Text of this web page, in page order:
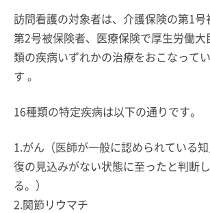
訪問看護の対象者は、介護保険の第1
第2号被保険者、医療保険で厚生労働
類の疾病いずれかの治療をおこなって
す 。
16種類の特定疾病は以下の通りです。
1.がん（医師が一般に認められている
復の見込みがない状態に至ったと判断
る。）
2.関節リウマチ